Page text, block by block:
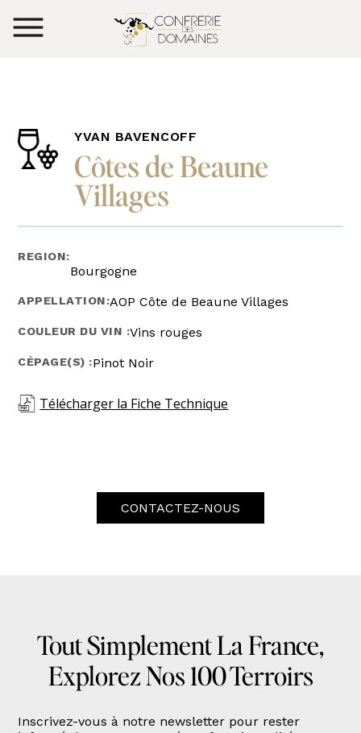
YVAN BAVENCOFF
Côtes de Beaune
Villages
REGION:
Bourgogne
APPELLATION:AOP Côte de Beaune Villages
COULEUR DU VIN :Vins rouges
CÉPAGE(S) :Pinot Noir
Télécharger la Fiche Technique
CONTACTEZ-NOUS
Tout Simplement La France,
Explorez Nos 100 Terroirs
Inscrivez-vous à notre newsletter pour rester